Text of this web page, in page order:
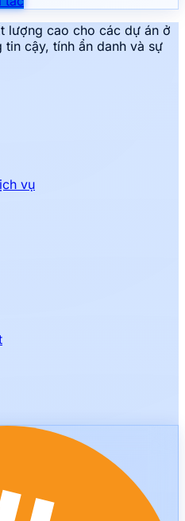
lượng cao cho các dự án ở
cậy, tính ẩn danh và sự
vụ